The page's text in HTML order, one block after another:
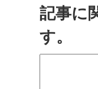
記事に
す。